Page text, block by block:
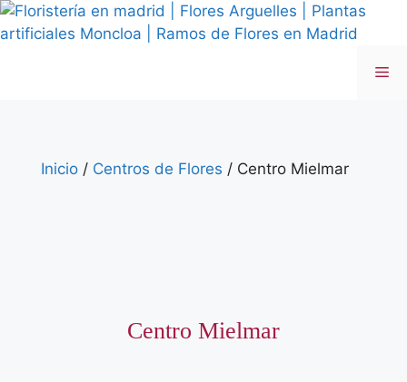
Saltar
al
Inicio / Centros de Flores / Centro Mielmar
Centro Mielmar